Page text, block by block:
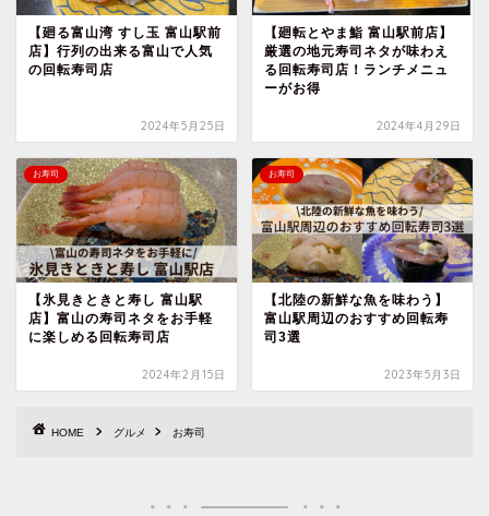
【廻る富山湾 すし玉 富山駅前
店】行列の出来る富山で人気
の回転寿司店
2024年5月25日
【廻転とやま鮨 富山駅前店】
厳選の地元寿司ネタが味わえ
る回転寿司店！ランチメニュ
ーがお得
2024年4月29日
お寿司
【氷見きときと寿し 富山駅
店】富山の寿司ネタをお手軽
に楽しめる回転寿司店
2024年2月15日
お寿司
【北陸の新鮮な魚を味わう】
富山駅周辺のおすすめ回転寿
司3選
2023年5月3日
HOME グルメ お寿司